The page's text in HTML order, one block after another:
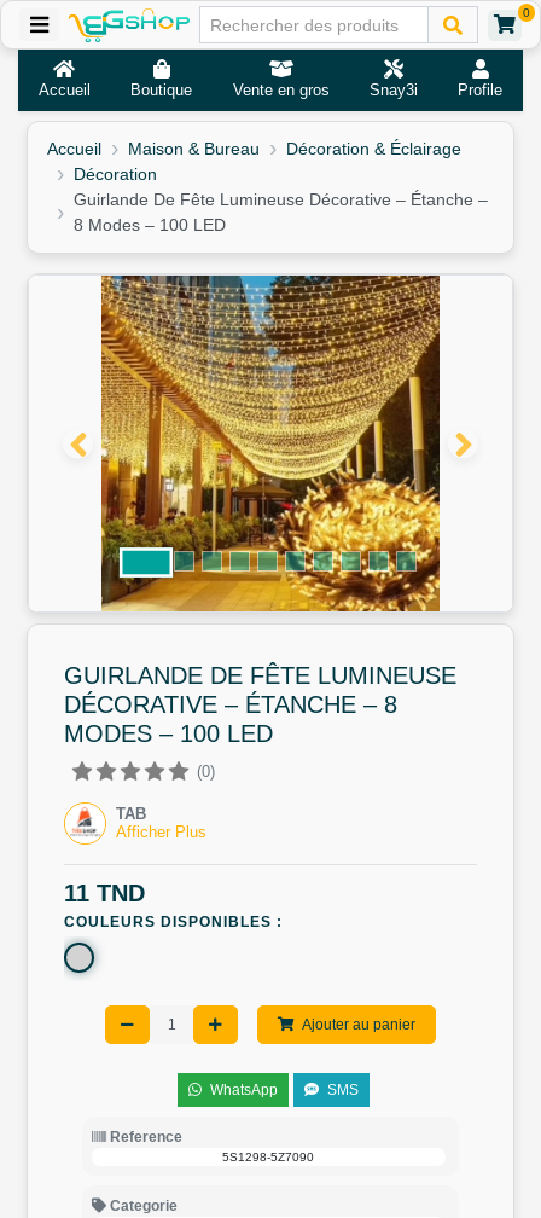
0
Accueil Boutique Vente en gros Snay3i Profile
Accueil Maison & Bureau
Décoration & Éclairage
Décoration
Guirlande De Fête Lumineuse Décorative – Étanche –
8 Modes – 100 LED
GUIRLANDE DE FÊTE LUMINEUSE
DÉCORATIVE – ÉTANCHE – 8
MODES – 100 LED
(0)
TAB
Afficher Plus
11 TND
COULEURS DISPONIBLES :
Ajouter au panier
WhatsApp SMS
Reference
5S1298-5Z7090
Categorie